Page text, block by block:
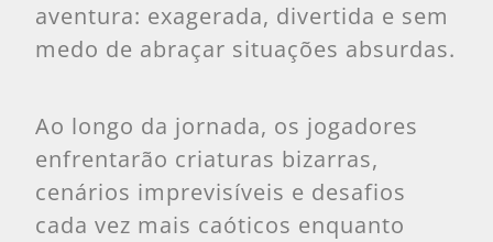
aventura: exagerada, divertida e sem
medo de abraçar situações absurdas.
Ao longo da jornada, os jogadores
enfrentarão criaturas bizarras,
cenários imprevisíveis e desafios
cada vez mais caóticos enquanto